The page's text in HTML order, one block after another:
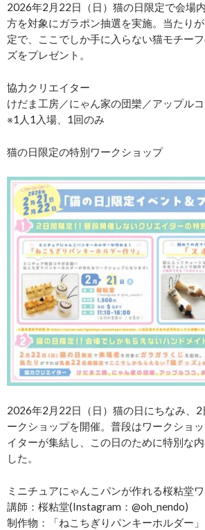
2026年2月22日（日）猫の日限定で会場
方を対象にガラポン抽選を実施。当たり
定で、ここでしか手に入らない猫モチー
ズをプレゼント。
協力クリエイター
けだま工房／にゃん家の団欒／アップル
※1人1入場、1回のみ
猫の日限定の特別ワークショップ
2026年2月22日（日）猫の日にちなみ、2
ークショップを開催。普段はワークショ
イターが集結し、この日のために特別な
した。
ミニチュアにゃんこパンが作れる桜粘堂
講師：桜粘堂(Instagram：@oh_nendo)
制作物：「ねこちぎりパンキーホルダー」